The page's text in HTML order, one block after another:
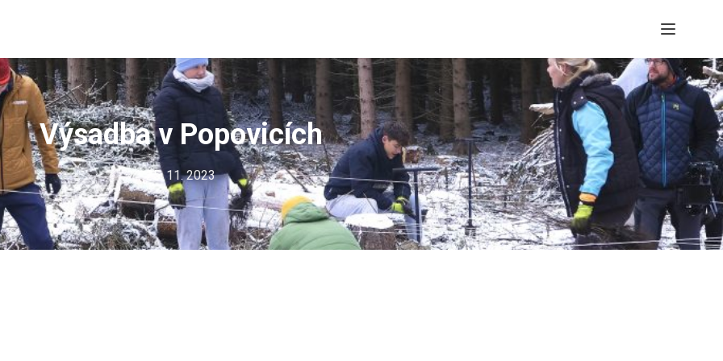
Výsadba v Popovicích
25. 11. 2023